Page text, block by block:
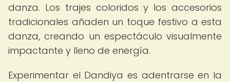
danza. Los trajes coloridos y los accesorios
tradicionales añaden un toque festivo a esta
danza, creando un espectáculo visualmente
impactante y lleno de energía.
Experimentar el Dandiya es adentrarse en la